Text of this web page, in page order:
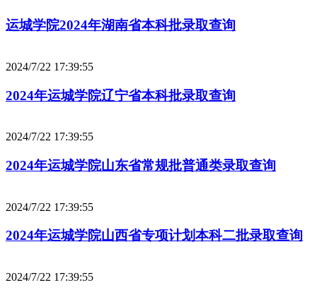
运城学院2024年湖南省本科批录取查询
2024/7/22 17:39:55
2024年运城学院辽宁省本科批录取查询
2024/7/22 17:39:55
2024年运城学院山东省常规批普通类录取查询
2024/7/22 17:39:55
2024年运城学院山西省专项计划本科二批录取查询
2024/7/22 17:39:55